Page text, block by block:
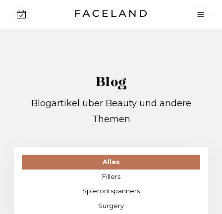
Blog
Blogartikel über Beauty und andere
Themen
Alles
Fillers
Spierontspanners
Surgery